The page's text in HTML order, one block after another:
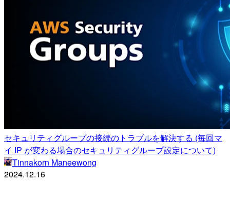
セキュリティグループの接続のトラブルを解決する (毎回マ
イ IP が変わる場合のセキュリティグループ設定について)
Tinnakorn Maneewong
2024.12.16